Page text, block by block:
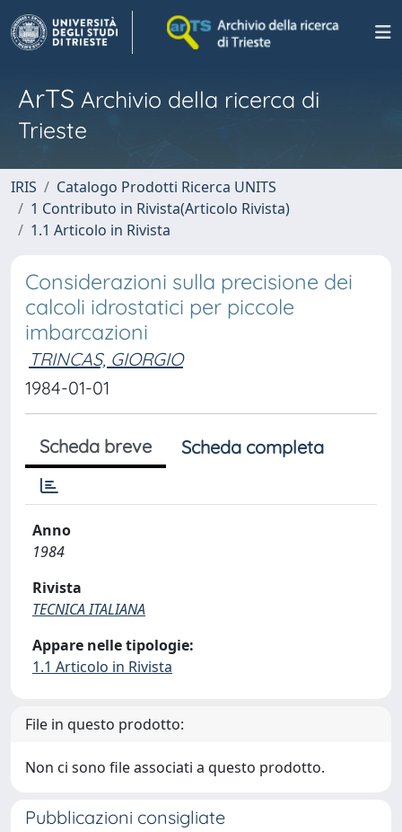
ArTS Archivio della ricerca di
Trieste
IRIS
Catalogo Prodotti Ricerca UNITS
1 Contributo in Rivista(Articolo Rivista)
1.1 Articolo in Rivista
Considerazioni sulla precisione dei
calcoli idrostatici per piccole
imbarcazioni
TRINCAS, GIORGIO
1984-01-01
Scheda breve Scheda completa
Anno
1984
Rivista
TECNICA ITALIANA
Appare nelle tipologie:
1.1 Articolo in Rivista
File in questo prodotto:
Non ci sono file associati a questo prodotto.
Pubblicazioni consigliate